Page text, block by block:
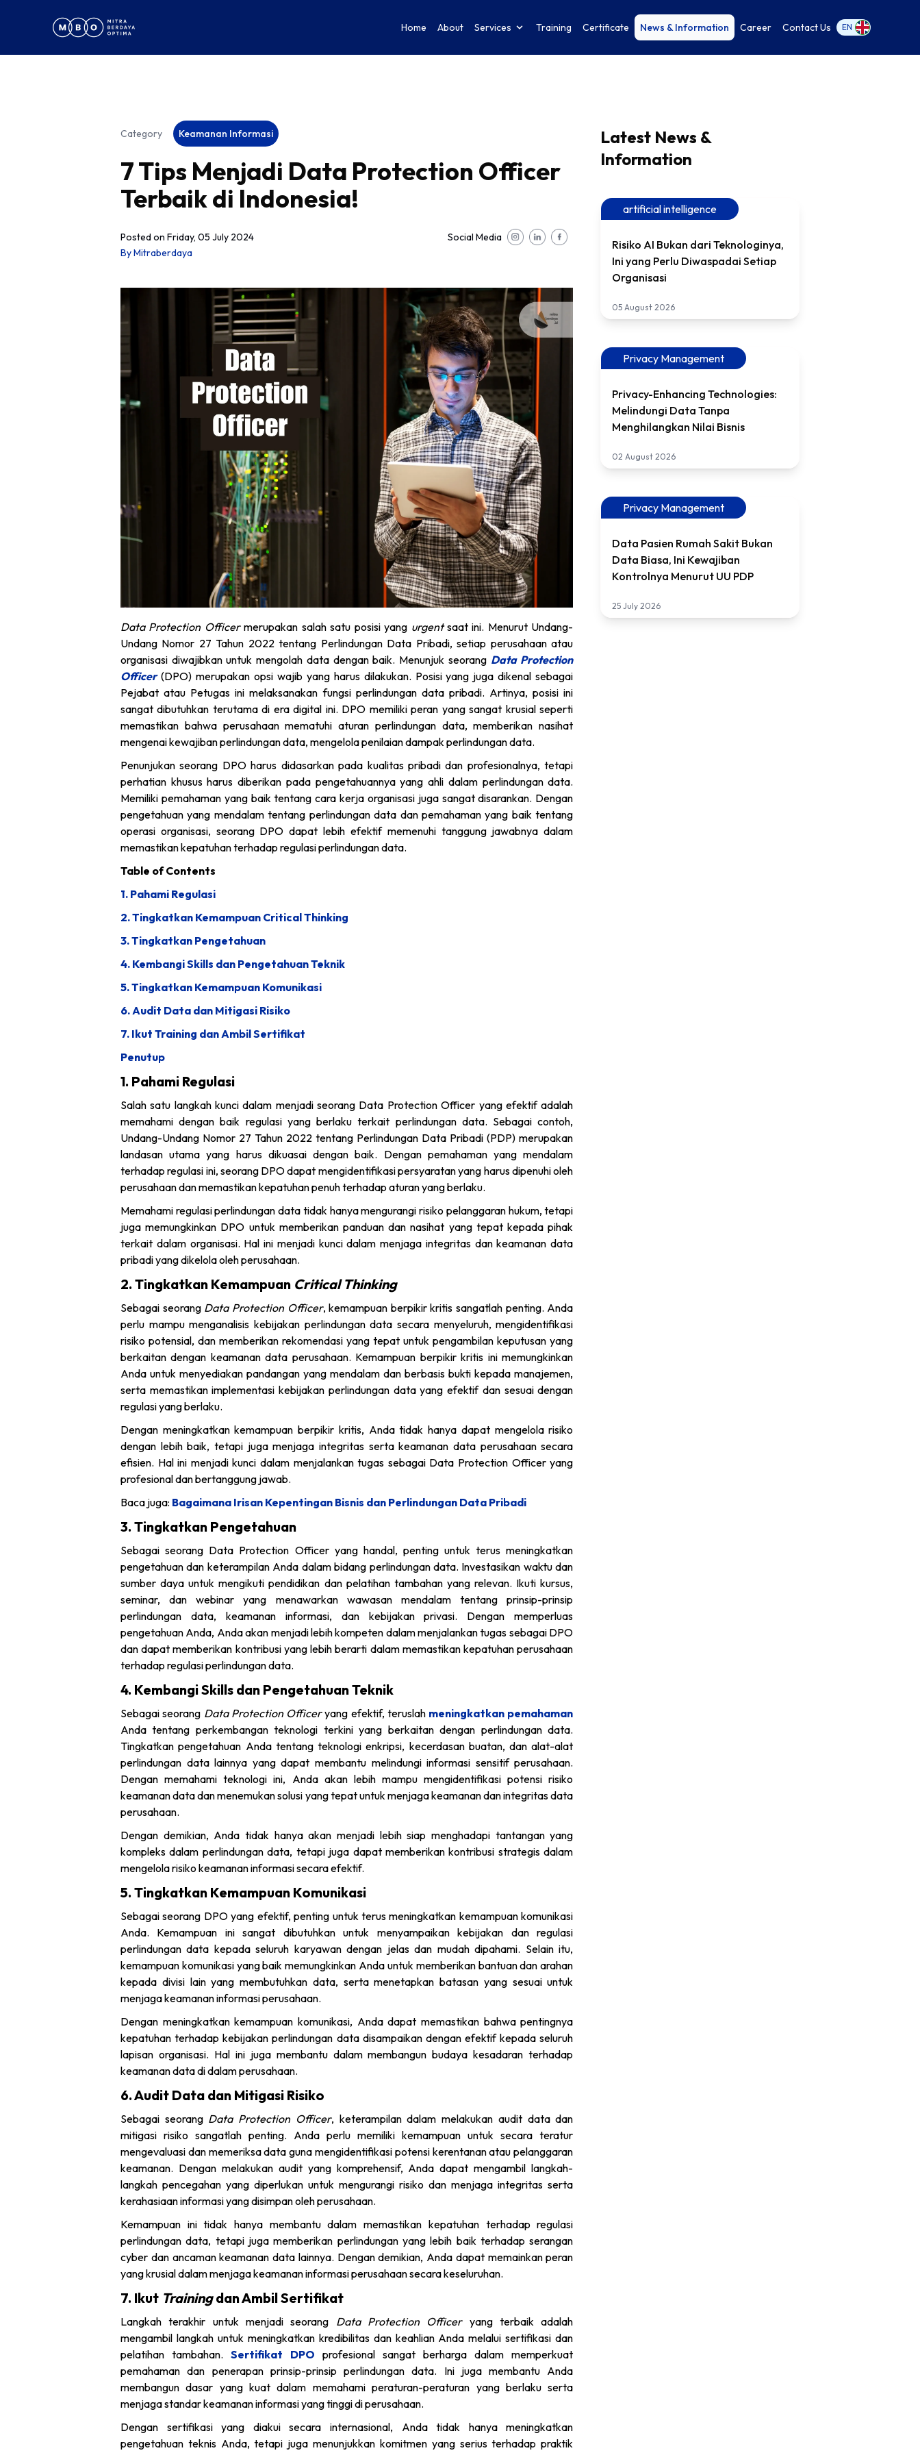
Home About Services Training Certificate News & Information Career Contact Us EN
Category Keamanan Informasi
7 Tips Menjadi Data Protection Officer
Terbaik di Indonesia!
Posted on Friday, 05 July 2024
Social Media
ByMitraberdaya
Data Protection Officermerupakan salah satu posisi yang urgentsaat ini. Menurut Undang-
Undang Nomor 27 Tahun 2022 tentang Perlindungan Data Pribadi, setiap perusahaan atau
organisasi diwajibkan untuk mengolah data dengan baik. Menunjuk seorang Data Protection
Officer(DPO) merupakan opsi wajib yang harus dilakukan. Posisi yang juga dikenal sebagai
Pejabat atau Petugas ini melaksanakan fungsi perlindungan data pribadi. Artinya, posisi ini
sangat dibutuhkan terutama di era digital ini. DPO memiliki peran yang sangat krusial seperti
memastikan bahwa perusahaan mematuhi aturan perlindungan data, memberikan nasihat
mengenai kewajiban perlindungan data, mengelola penilaian dampak perlindungan data.
Penunjukan seorang DPO harus didasarkan pada kualitas pribadi dan profesionalnya, tetapi
perhatian khusus harus diberikan pada pengetahuannya yang ahli dalam perlindungan data.
Memiliki pemahaman yang baik tentang cara kerja organisasi juga sangat disarankan. Dengan
pengetahuan yang mendalam tentang perlindungan data dan pemahaman yang baik tentang
operasi organisasi, seorang DPO dapat lebih efektif memenuhi tanggung jawabnya dalam
memastikan kepatuhan terhadap regulasi perlindungan data.
Table of Contents
1. Pahami Regulasi
2. Tingkatkan Kemampuan Critical Thinking
3. Tingkatkan Pengetahuan
4. Kembangi Skills dan Pengetahuan Teknik
5. Tingkatkan Kemampuan Komunikasi
6. Audit Data dan Mitigasi Risiko
7. Ikut Training dan Ambil Sertifikat
Penutup
1. Pahami Regulasi
Salah satu langkah kunci dalam menjadi seorang Data Protection Officer yang efektif adalah
memahami dengan baik regulasi yang berlaku terkait perlindungan data. Sebagai contoh,
Undang-Undang Nomor 27 Tahun 2022 tentang Perlindungan Data Pribadi (PDP) merupakan
landasan utama yang harus dikuasai dengan baik. Dengan pemahaman yang mendalam
terhadap regulasi ini, seorang DPO dapat mengidentifikasi persyaratan yang harus dipenuhi oleh
perusahaan dan memastikan kepatuhan penuh terhadap aturan yang berlaku.
Memahami regulasi perlindungan data tidak hanya mengurangi risiko pelanggaran hukum, tetapi
juga memungkinkan DPO untuk memberikan panduan dan nasihat yang tepat kepada pihak
terkait dalam organisasi. Hal ini menjadi kunci dalam menjaga integritas dan keamanan data
pribadi yang dikelola oleh perusahaan.
2. Tingkatkan Kemampuan Critical Thinking
Sebagai seorang Data Protection Officer, kemampuan berpikir kritis sangatlah penting. Anda
perlu mampu menganalisis kebijakan perlindungan data secara menyeluruh, mengidentifikasi
risiko potensial, dan memberikan rekomendasi yang tepat untuk pengambilan keputusan yang
berkaitan dengan keamanan data perusahaan. Kemampuan berpikir kritis ini memungkinkan
Anda untuk menyediakan pandangan yang mendalam dan berbasis bukti kepada manajemen,
serta memastikan implementasi kebijakan perlindungan data yang efektif dan sesuai dengan
regulasi yang berlaku.
Dengan meningkatkan kemampuan berpikir kritis, Anda tidak hanya dapat mengelola risiko
dengan lebih baik, tetapi juga menjaga integritas serta keamanan data perusahaan secara
efisien. Hal ini menjadi kunci dalam menjalankan tugas sebagai Data Protection Officer yang
profesional dan bertanggung jawab.
Baca juga: Bagaimana Irisan Kepentingan Bisnis dan Perlindungan Data Pribadi
3. Tingkatkan Pengetahuan
Sebagai seorang Data Protection Officer yang handal, penting untuk terus meningkatkan
pengetahuan dan keterampilan Anda dalam bidang perlindungan data. Investasikan waktu dan
sumber daya untuk mengikuti pendidikan dan pelatihan tambahan yang relevan. Ikuti kursus,
seminar, dan webinar yang menawarkan wawasan mendalam tentang prinsip-prinsip
perlindungan data, keamanan informasi, dan kebijakan privasi. Dengan memperluas
pengetahuan Anda, Anda akan menjadi lebih kompeten dalam menjalankan tugas sebagai DPO
dan dapat memberikan kontribusi yang lebih berarti dalam memastikan kepatuhan perusahaan
terhadap regulasi perlindungan data.
4. Kembangi Skills dan Pengetahuan Teknik
Sebagai seorang Data Protection Officeryang efektif, teruslah meningkatkan pemahaman
Anda tentang perkembangan teknologi terkini yang berkaitan dengan perlindungan data.
Tingkatkan pengetahuan Anda tentang teknologi enkripsi, kecerdasan buatan, dan alat-alat
perlindungan data lainnya yang dapat membantu melindungi informasi sensitif perusahaan.
Dengan memahami teknologi ini, Anda akan lebih mampu mengidentifikasi potensi risiko
keamanan data dan menemukan solusi yang tepat untuk menjaga keamanan dan integritas data
perusahaan.
Dengan demikian, Anda tidak hanya akan menjadi lebih siap menghadapi tantangan yang
kompleks dalam perlindungan data, tetapi juga dapat memberikan kontribusi strategis dalam
mengelola risiko keamanan informasi secara efektif.
5. Tingkatkan Kemampuan Komunikasi
Sebagai seorang DPO yang efektif, penting untuk terus meningkatkan kemampuan komunikasi
Anda. Kemampuan ini sangat dibutuhkan untuk menyampaikan kebijakan dan regulasi
perlindungan data kepada seluruh karyawan dengan jelas dan mudah dipahami. Selain itu,
kemampuan komunikasi yang baik memungkinkan Anda untuk memberikan bantuan dan arahan
kepada divisi lain yang membutuhkan data, serta menetapkan batasan yang sesuai untuk
menjaga keamanan informasi perusahaan.
Dengan meningkatkan kemampuan komunikasi, Anda dapat memastikan bahwa pentingnya
kepatuhan terhadap kebijakan perlindungan data disampaikan dengan efektif kepada seluruh
lapisan organisasi. Hal ini juga membantu dalam membangun budaya kesadaran terhadap
keamanan data di dalam perusahaan.
6. Audit Data dan Mitigasi Risiko
Sebagai seorang Data Protection Officer, keterampilan dalam melakukan audit data dan
mitigasi risiko sangatlah penting. Anda perlu memiliki kemampuan untuk secara teratur
mengevaluasi dan memeriksa data guna mengidentifikasi potensi kerentanan atau pelanggaran
keamanan. Dengan melakukan audit yang komprehensif, Anda dapat mengambil langkah-
langkah pencegahan yang diperlukan untuk mengurangi risiko dan menjaga integritas serta
kerahasiaan informasi yang disimpan oleh perusahaan.
Kemampuan ini tidak hanya membantu dalam memastikan kepatuhan terhadap regulasi
perlindungan data, tetapi juga memberikan perlindungan yang lebih baik terhadap serangan
cyber dan ancaman keamanan data lainnya. Dengan demikian, Anda dapat memainkan peran
yang krusial dalam menjaga keamanan informasi perusahaan secara keseluruhan.
7. Ikut Trainingdan Ambil Sertifikat
Langkah terakhir untuk menjadi seorang Data Protection Officeryang terbaik adalah
mengambil langkah untuk meningkatkan kredibilitas dan keahlian Anda melalui sertifikasi dan
pelatihan tambahan.Sertifikat DPO profesional sangat berharga dalam memperkuat
pemahaman dan penerapan prinsip-prinsip perlindungan data. Ini juga membantu Anda
membangun dasar yang kuat dalam memahami peraturan-peraturan yang berlaku serta
menjaga standar keamanan informasi yang tinggi di perusahaan.
Dengan sertifikasi yang diakui secara internasional, Anda tidak hanya meningkatkan
pengetahuan teknis Anda, tetapi juga menunjukkan komitmen yang serius terhadap praktik
Latest News &
Information
artificial intelligence
Risiko AI Bukan dari Teknologinya,
Ini yang Perlu Diwaspadai Setiap
Organisasi
05 August 2026
Privacy Management
Privacy-Enhancing Technologies:
Melindungi Data Tanpa
Menghilangkan Nilai Bisnis
02 August 2026
Privacy Management
Data Pasien Rumah Sakit Bukan
Data Biasa, Ini Kewajiban
Kontrolnya Menurut UU PDP
25 July 2026